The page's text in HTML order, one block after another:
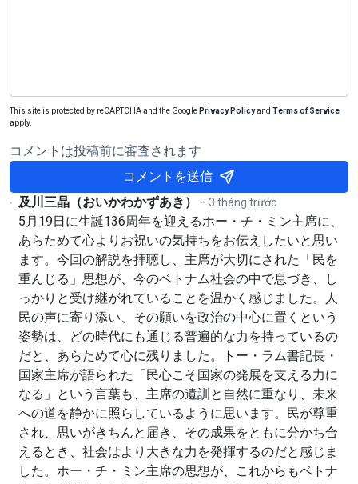
This site is protected by reCAPTCHA and the Google Privacy Policyand Terms of Service
apply.
コメントは投稿前に審査されます
コメントを送信
及川三晶（おいかわかずあき）
- 3 tháng trước
5月19日に生誕136周年を迎えるホー・チ・ミン主席に、
あらためて心よりお祝いの気持ちをお伝えしたいと思い
ます。今回の解説を拝聴し、主席が大切にされた「民を
重んじる」思想が、今のベトナム社会の中で息づき、し
っかりと受け継がれていることを温かく感じました。人
民の声に寄り添い、その願いを政治の中心に置くという
姿勢は、どの時代にも通じる普遍的な力を持っているの
だと、あらためて心に残りました。トー・ラム書記長・
国家主席が語られた「民心こそ国家の発展を支える力に
なる」という言葉も、主席の遺訓と自然に重なり、未来
への道を静かに照らしているように思います。民が尊重
され、思いがきちんと届き、その成果をともに分かち合
えるとき、社会はより大きな力を発揮するのだと感じま
した。ホー・チ・ミン主席の思想が、これからもベトナ